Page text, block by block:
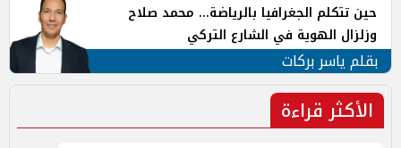
حين تتكلم الجغرافيا بالرياضة... محمد صلاح
وزلزال الهوية في الشارع التركي
بقلم ياسر بركات
الأكثر قراءة